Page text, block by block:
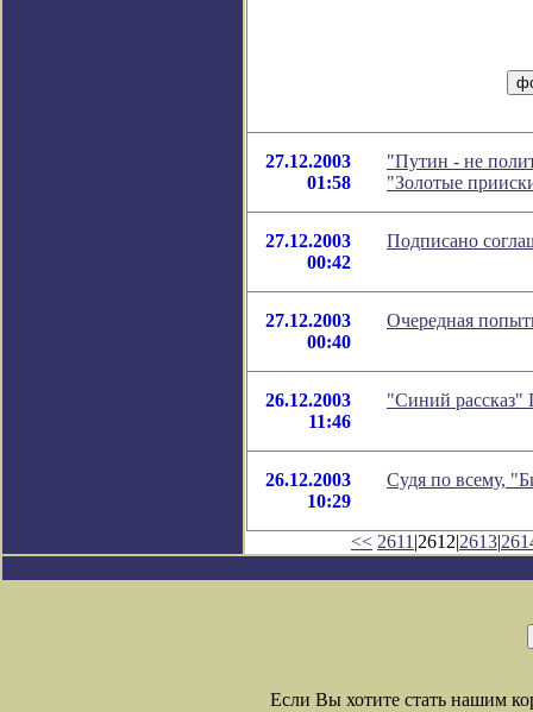
27.12.2003
01:58
"Путин - не
"Золотые
27.12.2003
00:42
Подписано
27.12.2003
00:40
Очередная
26.12.2003
11:46
"Синий рассказ"
26.12.2003
10:29
Судя по всему,
<< 2611 |2612|2613|
Если Вы хотите стать нашим